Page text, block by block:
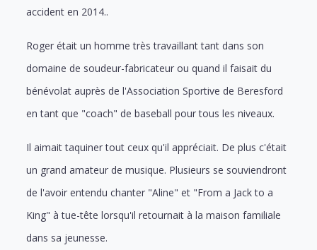
accident en 2014..
Roger était un homme très travaillant tant dans son
domaine de soudeur-fabricateur ou quand il faisait du
bénévolat auprès de l'Association Sportive de Beresford
en tant que "coach" de baseball pour tous les niveaux.
Il aimait taquiner tout ceux qu'il appréciait. De plus c'était
un grand amateur de musique. Plusieurs se souviendront
de l'avoir entendu chanter "Aline" et "From a Jack to a
King" à tue-tête lorsqu'il retournait à la maison familiale
dans sa jeunesse.